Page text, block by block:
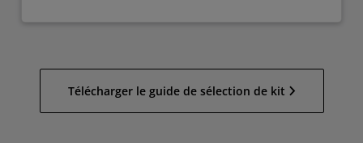
Télécharger le guide de sélection de kit